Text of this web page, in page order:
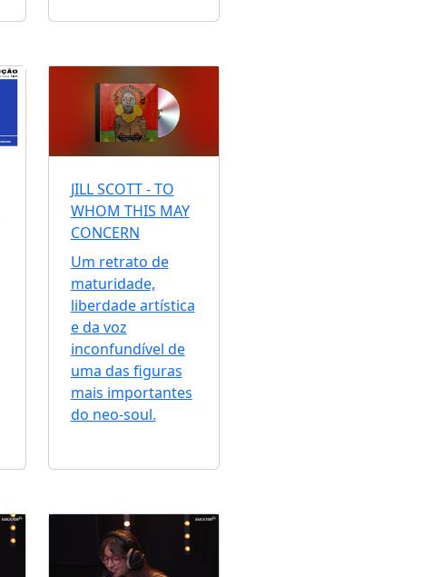
JILL SCOTT - TO
WHOM THIS MAY
CONCERN
Um retrato de
maturidade,
liberdade artística
e da voz
inconfundível de
uma das figuras
mais importantes
do neo-soul.